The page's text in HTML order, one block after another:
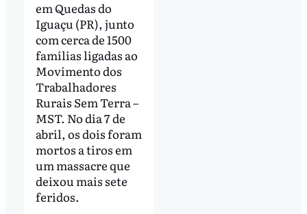
em Quedas do
Iguaçu (PR), junto
com cerca de 1500
famílias ligadas ao
Movimento dos
Trabalhadores
Rurais Sem Terra –
MST. No dia 7 de
abril, os dois foram
mortos a tiros em
um massacre que
deixou mais sete
feridos.